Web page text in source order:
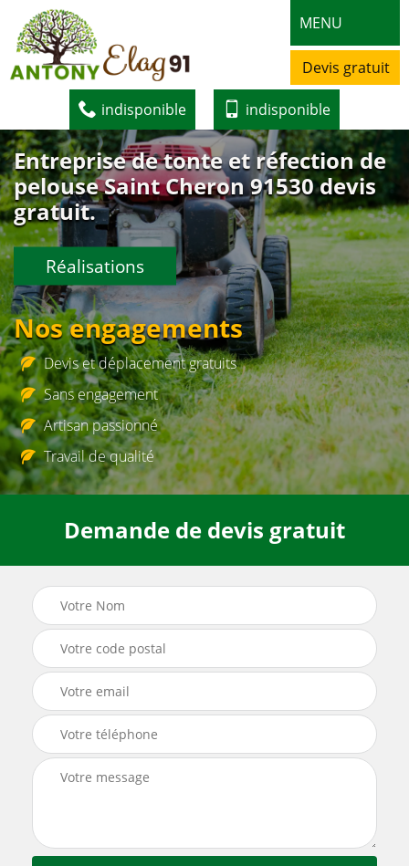
MENU
Devis gratuit
indisponible indisponible
Entreprise de tonte et réfection de
pelouse Saint Cheron 91530 devis
gratuit.
Réalisations
Nos engagements
Devis et déplacement gratuits
Sans engagement
Artisan passionné
Travail de qualité
Demande de devis gratuit